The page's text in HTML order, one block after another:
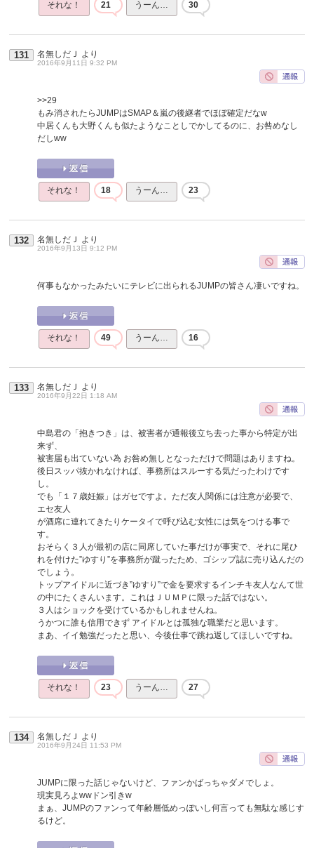
それな！ 21 うーん… 30
131 名無しだＪ より
2016年9月11日 9:32 PM
>>29
もみ消されたらJUMPはSMAP＆嵐の後継者でほぼ確定だなw
中居くんも大野くんも似たようなことしでかしてるのに、お咎めなし
だしww
それな！ 18 うーん… 23
132 名無しだＪ より
2016年9月13日 9:12 PM
何事もなかったみたいにテレビに出られるJUMPの皆さん凄いですね。
それな！ 49 うーん… 16
133 名無しだＪ より
2016年9月22日 1:18 AM
中島君の「抱きつき」は、被害者が通報後立ち去った事から特定が出
来ず、
被害届も出ていない為 お咎め無しとなっただけで問題はありますね。
後日スッパ抜かれなければ、事務所はスルーする気だったわけです
し。
でも「１７歳妊娠」はガセですよ。ただ友人関係には注意が必要で、
エセ友人
が酒席に連れてきたりケータイで呼び込む女性には気をつける事で
す。
おそらく３人が最初の店に同席していた事だけが事実で、それに尾ひ
れを付けた”ゆすり”を事務所が蹴ったため、ゴシップ誌に売り込んだの
でしょう。
トップアイドルに近づき”ゆすり”で金を要求するインチキ友人なんて世
の中にたくさんいます。これはＪＵＭＰに限った話ではない。
３人はショックを受けているかもしれませんね。
うかつに誰も信用できず アイドルとは孤独な職業だと思います。
まあ、イイ勉強だったと思い、今後仕事で跳ね返してほしいですね。
それな！ 23 うーん… 27
134 名無しだＪ より
2016年9月24日 11:53 PM
JUMPに限った話じゃないけど、ファンかばっちゃダメでしょ。
現実見ろよwwドン引きw
まぁ、JUMPのファンって年齢層低めっぽいし何言っても無駄な感じす
るけど。